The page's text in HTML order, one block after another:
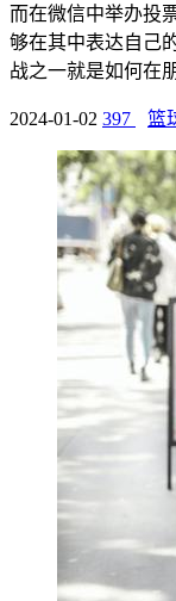
而在微信中举办投
够在其中表达自己
战之一就是如何在
2024-01-02 397 篮